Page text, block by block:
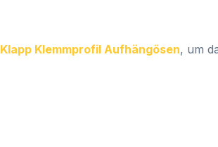
Klapp Klemmprofil Aufhängösen, um